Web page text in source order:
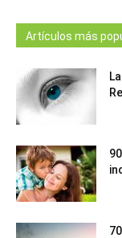
Artículos más